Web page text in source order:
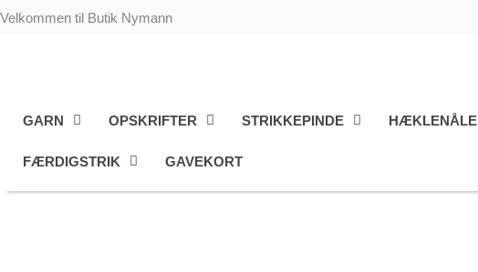
til
Velkommen til Butik Nymann
GARN OPSKRIFTER STRIKKEPINDE HÆKLENÅLE
FÆRDIGSTRIK GAVEKORT